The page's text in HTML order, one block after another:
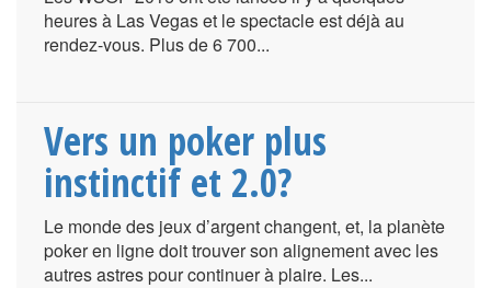
heures à Las Vegas et le spectacle est déjà au
rendez-vous. Plus de 6 700...
Vers un poker plus
instinctif et 2.0?
Le monde des jeux d’argent changent, et, la planète
poker en ligne doit trouver son alignement avec les
autres astres pour continuer à plaire. Les...